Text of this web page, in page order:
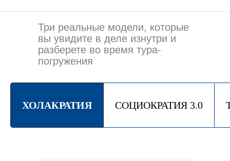
Три реальные модели, которые
вы увидите в деле изнутри и
разберете во время тура-
погружения
ХОЛАКРАТИЯ СОЦИОКРАТИЯ 3.0